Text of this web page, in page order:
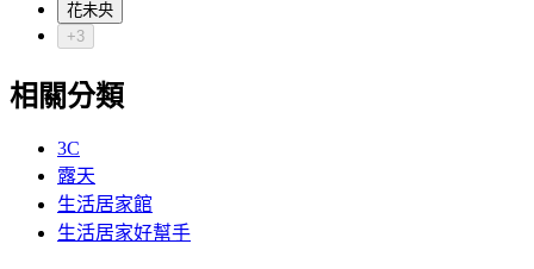
花未央
+3
相關分類
3C
露天
生活居家館
生活居家好幫手